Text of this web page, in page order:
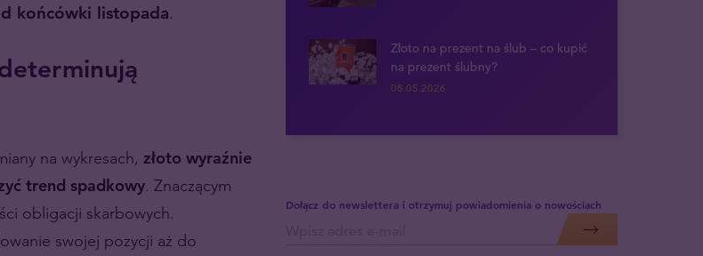
końcówki listopada.
na wykresach, złoto wyraźnie
trend spadkowy. Znaczącym
obligacji skarbowych.
swojej pozycji aż do
Złoto na prezent na ślub – co kupić
na prezent ślubny?
08.05.2026
Dołącz do newslettera i otrzymuj powiadomienia o nowościach